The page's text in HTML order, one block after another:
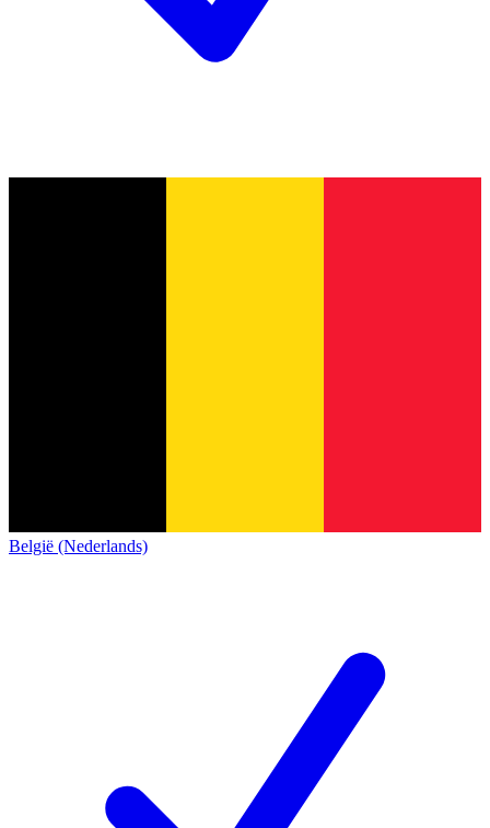
België (Nederlands)